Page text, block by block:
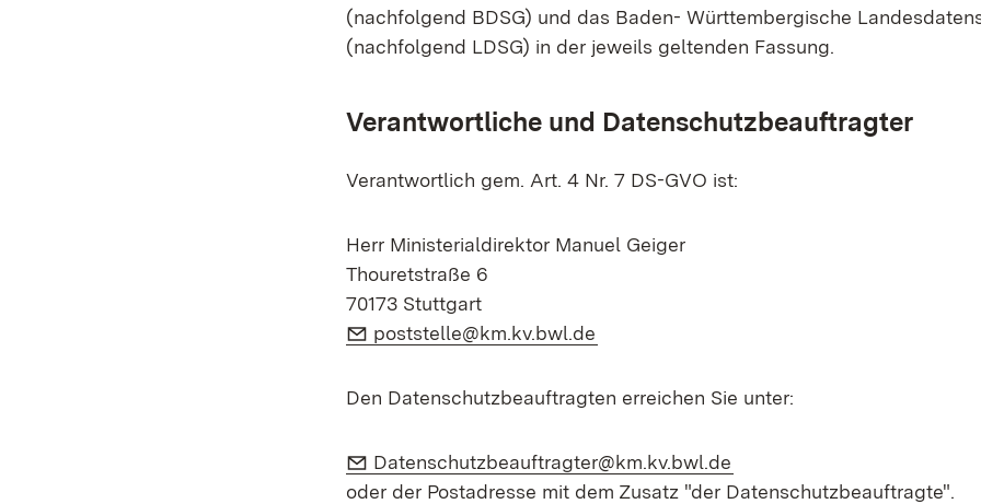
(nachfolgend BDSG) und das Baden- Württembergische
(nachfolgend LDSG) in der jeweils geltenden Fassung.
Verantwortliche und Datenschutzbeauftragter
Verantwortlich gem. Art. 4 Nr. 7 DS-GVO ist:
Herr Ministerialdirektor Manuel Geiger
Thouretstraße 6
70173 Stuttgart
E-Mail:
poststelle@km.kv.bwl.de
Den Datenschutzbeauftragten erreichen Sie unter:
E-Mail:
Datenschutzbeauftragter@km.kv.bwl.de
oder der Postadresse mit dem Zusatz "der Datenschutzbeauftragte".